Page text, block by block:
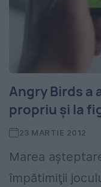
Angry Birds a
propriu şi la
23 MARTIE 2012
Marea
împătimiţii